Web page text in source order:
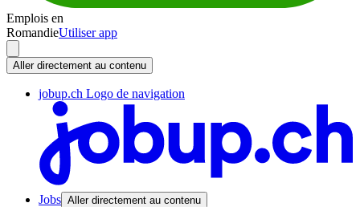
Emplois en
RomandieUtiliser app
Aller directement au contenu
jobup.ch Logo de navigation
Jobs Aller directement au contenu